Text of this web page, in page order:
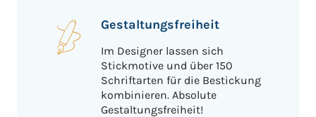
Gestaltungsfreiheit
Im Designer lassen sich
Stickmotive und über 150
Schriftarten für die Bestickung
kombinieren. Absolute
Gestaltungsfreiheit!